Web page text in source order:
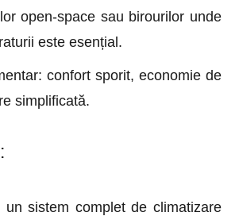
open-space sau birourilor unde
este esențial.
confort sporit, economie de
simplificată.
sistem complet de climatizare